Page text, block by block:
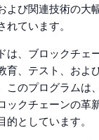
よび関連技術の大
れています。
は、ブロックチェ
育、テスト、およ
このプログラムは
ックチェーンの革
的としています。